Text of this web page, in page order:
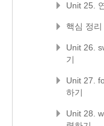
Unit 25.
핵심 정리
Unit 26.
기
Unit 27.
하기
Unit 28.